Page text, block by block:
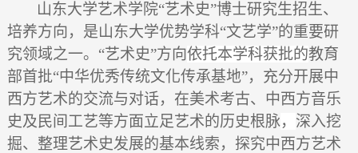
山东大学艺术学院“艺术史”博士研究生招生、
培养方向，是山东大学优势学科“文艺学”的重要研
究领域之一。“艺术史”方向依托本学科获批的教育
部首批“中华优秀传统文化传承基地”， 充分开展中
西方艺术的交流与对话，在美术考古、中西方音乐
史及民间工艺等方面立足艺术的历史根脉， 深入挖
掘、整理艺术史发展的基本线索，探究中西方艺术